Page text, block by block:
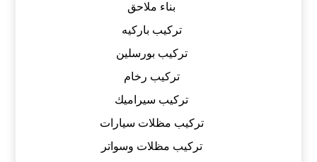
بناء ملاحق
تركيب باركيه
تركيب بورسلين
تركيب رخام
تركيب سيراميك
تركيب مظلات سيارات
تركيب مظلات وسواتر